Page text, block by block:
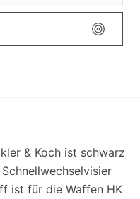
& Koch ist schwarz
ist für die Waffen HK